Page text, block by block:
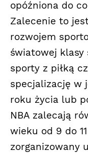
opóźniona do
Zalecenie to
rozwojem
światowej
sporty z piłką
specjalizację w
roku życia lub
NBA zalecają
wieku od 9 do
zorganizowany